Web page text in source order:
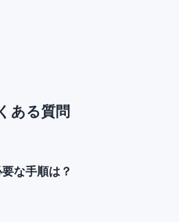
ある質問
な手順は？